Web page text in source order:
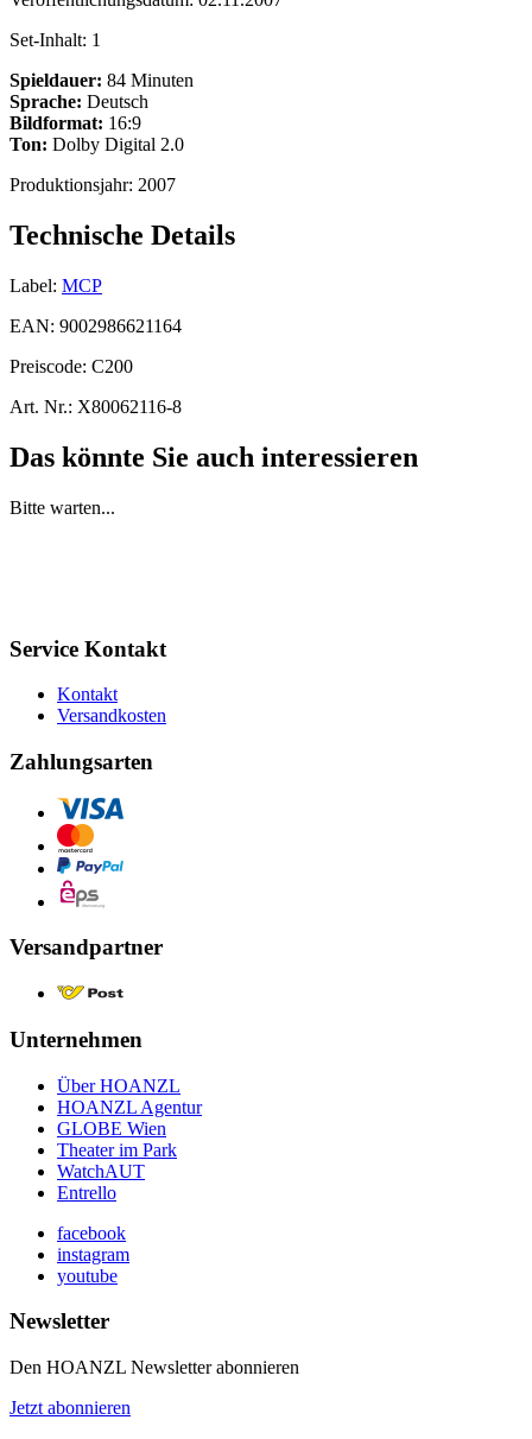
Set-Inhalt: 1
Spieldauer: 84 Minuten
Sprache: Deutsch
Bildformat: 16:9
Ton: Dolby Digital 2.0
Produktionsjahr: 2007
Technische Details
Label: MCP
EAN: 9002986621164
Preiscode: C200
Art. Nr.: X80062116-8
Das könnte Sie auch interessieren
Bitte warten...
Service Kontakt
Kontakt
Versandkosten
Zahlungsarten
Versandpartner
Unternehmen
Über HOANZL
HOANZL Agentur
GLOBE Wien
Theater im Park
WatchAUT
Entrello
facebook
instagram
youtube
Newsletter
Den HOANZL Newsletter abonnieren
Jetzt abonnieren